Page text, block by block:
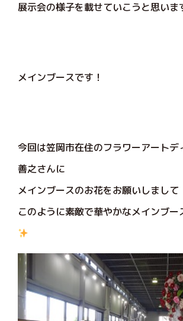
展示会の様子を載せていこうと思いま
メインブースです！
今回は笠岡市在住のフラワーアートデ
善之さんに
メインブースのお花をお願いしまして
このように素敵で華やかなメインブー